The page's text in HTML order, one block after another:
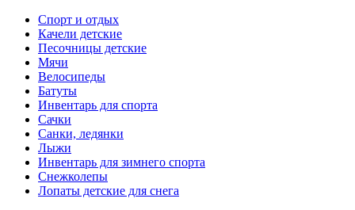
Спорт и отдых
Качели детские
Песочницы детские
Мячи
Велосипеды
Батуты
Инвентарь для спорта
Сачки
Санки, ледянки
Лыжи
Инвентарь для зимнего спорта
Снежколепы
Лопаты детские для снега